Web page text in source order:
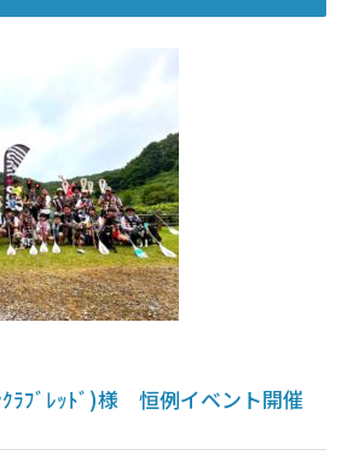
ﾗﾌﾞﾚｯﾄﾞ)様 恒例イベント開催